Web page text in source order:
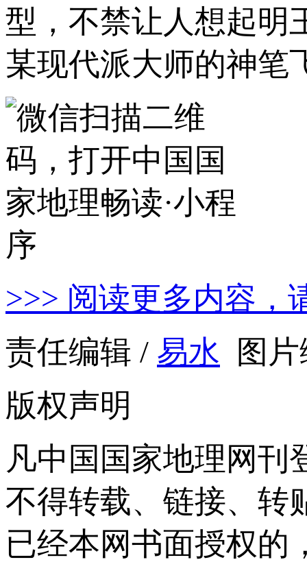
型，不禁让人想起明
某现代派大师的神笔
>>> 阅读更多内容，
责任编辑 / 易水 图
版权声明
凡中国国家地理网刊
不得转载、链接、转
已经本网书面授权的